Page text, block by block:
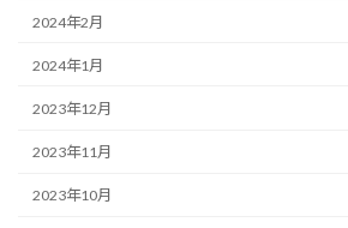
2024年2月
2024年1月
2023年12月
2023年11月
2023年10月